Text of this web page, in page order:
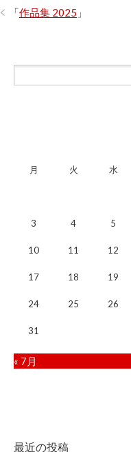
「作品集 2025 」
月
火 水
3 4 5
10 11 12
17 18 19
24 25 26
31
« 7月
最近の投稿